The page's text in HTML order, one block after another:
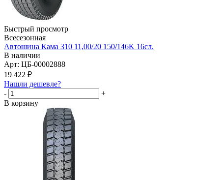
Быстрый просмотр
Всесезонная
Автошина Кама 310 11,00/20 150/146K 16сл.
В наличии
Арт: ЦБ-00002888
19 422 ₽
Нашли дешевле?
-
+
В корзину